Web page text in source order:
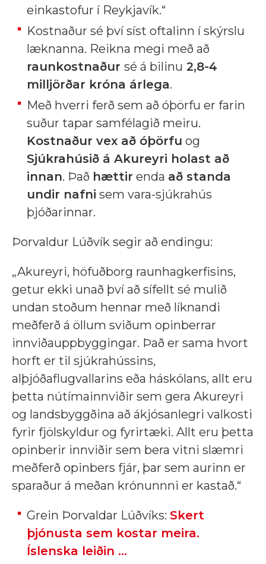
einkastofur í Reykjavík.“
Kostnaður sé því síst oftalinn í skýrslu
læknanna. Reikna megi með að
raunkostnaður sé á bilinu 2,8-4
milljörðar króna árlega.
Með hverri ferð sem að óþörfu er farin
suður tapar samfélagið meiru.
Kostnaður vex að óþörfu og
Sjúkrahúsið á Akureyri holast að
innan. Það hættir enda að standa
undir nafni sem vara-sjúkrahús
þjóðarinnar.
Þorvaldur Lúðvík segir að endingu:
„Akureyri, höfuðborg raunhagkerfisins,
getur ekki unað því að sífellt sé mulið
undan stoðum hennar með líknandi
meðferð á öllum sviðum opinberrar
innviðauppbyggingar. Það er sama hvort
horft er til sjúkrahússins,
alþjóðaflugvallarins eða háskólans, allt eru
þetta nútímainnviðir sem gera Akureyri
og landsbyggðina að ákjósanlegri valkosti
fyrir fjölskyldur og fyrirtæki. Allt eru þetta
opinberir innviðir sem bera vitni slæmri
meðferð opinbers fjár, þar sem aurinn er
sparaður á meðan krónunnni er kastað.“
Grein Þorvaldar Lúðvíks: Skert
þjónusta sem kostar meira.
Íslenska leiðin ...